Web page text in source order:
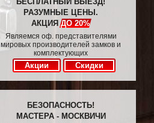
РАЗУМНЫЕ ЦЕНЫ.
АКЦИЯДО 20%
Являемся оф. представителями
мировых производителей замков и
комплектующих
Акции Скидки
БЕЗОПАСНОСТЬ!
МАСТЕРА - МОСКВИЧИ